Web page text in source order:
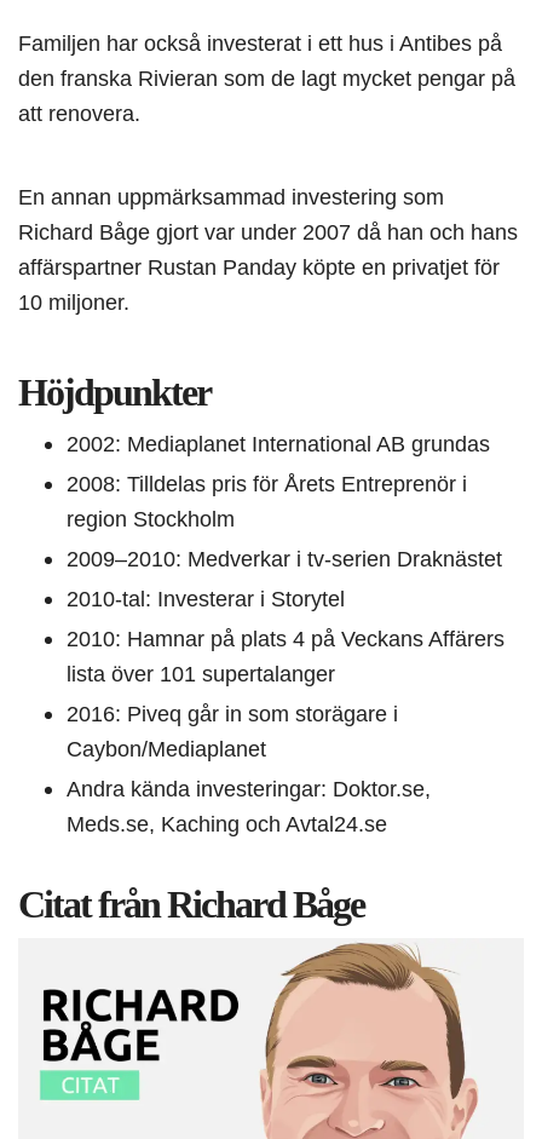
Familjen har också investerat i ett hus i Antibes på
den franska Rivieran som de lagt mycket pengar på
att renovera.
En annan uppmärksammad investering som
Richard Båge gjort var under 2007 då han och hans
affärspartner Rustan Panday köpte en privatjet för
10 miljoner.
Höjdpunkter
2002: Mediaplanet International AB grundas
2008: Tilldelas pris för Årets Entreprenör i
region Stockholm
2009–2010: Medverkar i tv-serien Draknästet
2010-tal: Investerar i Storytel
2010: Hamnar på plats 4 på Veckans Affärers
lista över 101 supertalanger
2016: Piveq går in som storägare i
Caybon/Mediaplanet
Andra kända investeringar: Doktor.se,
Meds.se, Kaching och Avtal24.se
Citat från Richard Båge